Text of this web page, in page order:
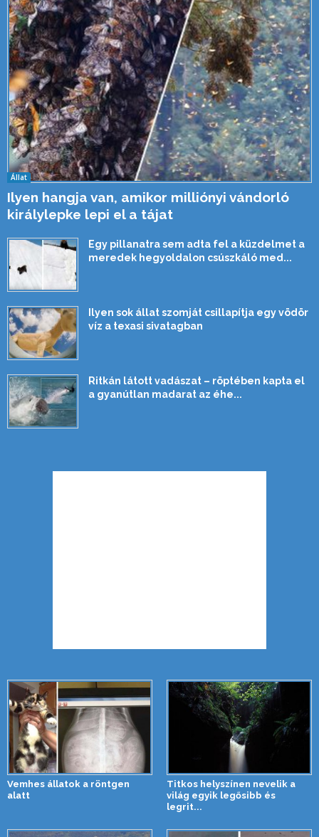
Állat
Ilyen hangja van, amikor milliónyi vándorló
királylepke lepi el a tájat
Egy pillanatra sem adta fel a küzdelmet a
meredek hegyoldalon csúszkáló med...
Ilyen sok állat szomját csillapítja egy vödör
víz a texasi sivatagban
Ritkán látott vadászat – röptében kapta el
a gyanútlan madarat az éhe...
Vemhes állatok a röntgen
alatt
Titkos helyszínen nevelik a
világ egyik legősibb és
legrit...